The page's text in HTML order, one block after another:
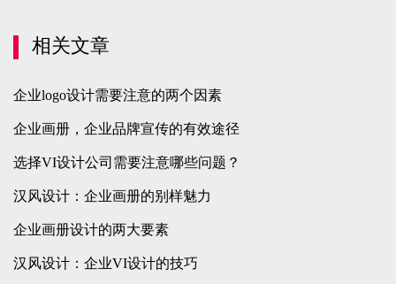
相关文章
企业logo设计需要注意的两个因素
企业画册，企业品牌宣传的有效途径
选择VI设计公司需要注意哪些问题？
汉风设计：企业画册的别样魅力
企业画册设计的两大要素
汉风设计：企业VI设计的技巧